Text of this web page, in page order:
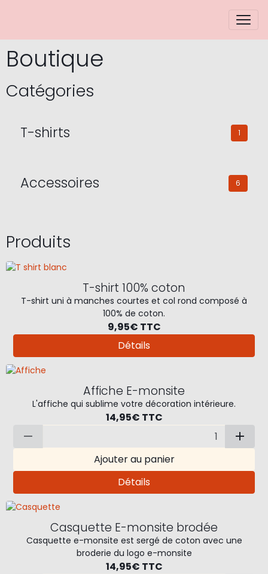
Boutique
Catégories
T-shirts 1
Accessoires 6
Produits
T-shirt 100% coton
T-shirt uni à manches courtes et col rond composé à
100% de coton.
9,95€ TTC
Détails
Affiche E-monsite
L'affiche qui sublime votre décoration intérieure.
14,95€ TTC
Ajouter au panier
Détails
Casquette E-monsite brodée
Casquette e-monsite est sergé de coton avec une
broderie du logo e-monsite
14,95€ TTC